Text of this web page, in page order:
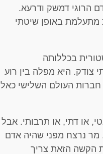
הרוגי דמשק ודרעא.
מתעלמת באופן שיטתי
בכללותה
צודק. היא מפלה בין רוע
חברות העולם השלישי כאל
או דתי, או תרבותי. אבל
מר נרצח מפני שהיה אדם
הקשה הזאת צריך